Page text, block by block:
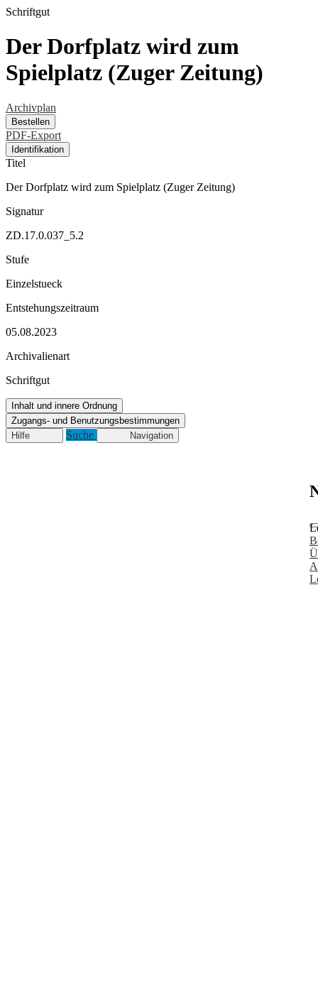
Schriftgut
Der Dorfplatz wird zum
Spielplatz (Zuger Zeitung)
Archivplan
Bestellen
PDF-Export
Identifikation
Titel
Der Dorfplatz wird zum Spielplatz (Zuger Zeitung)
Signatur
ZD.17.0.037_5.2
Stufe
Einzelstueck
Entstehungszeitraum
05.08.2023
Archivalienart
Schriftgut
Inhalt und innere Ordnung
Zugangs- und Benutzungsbestimmungen
Hilfe
Suche Navigation